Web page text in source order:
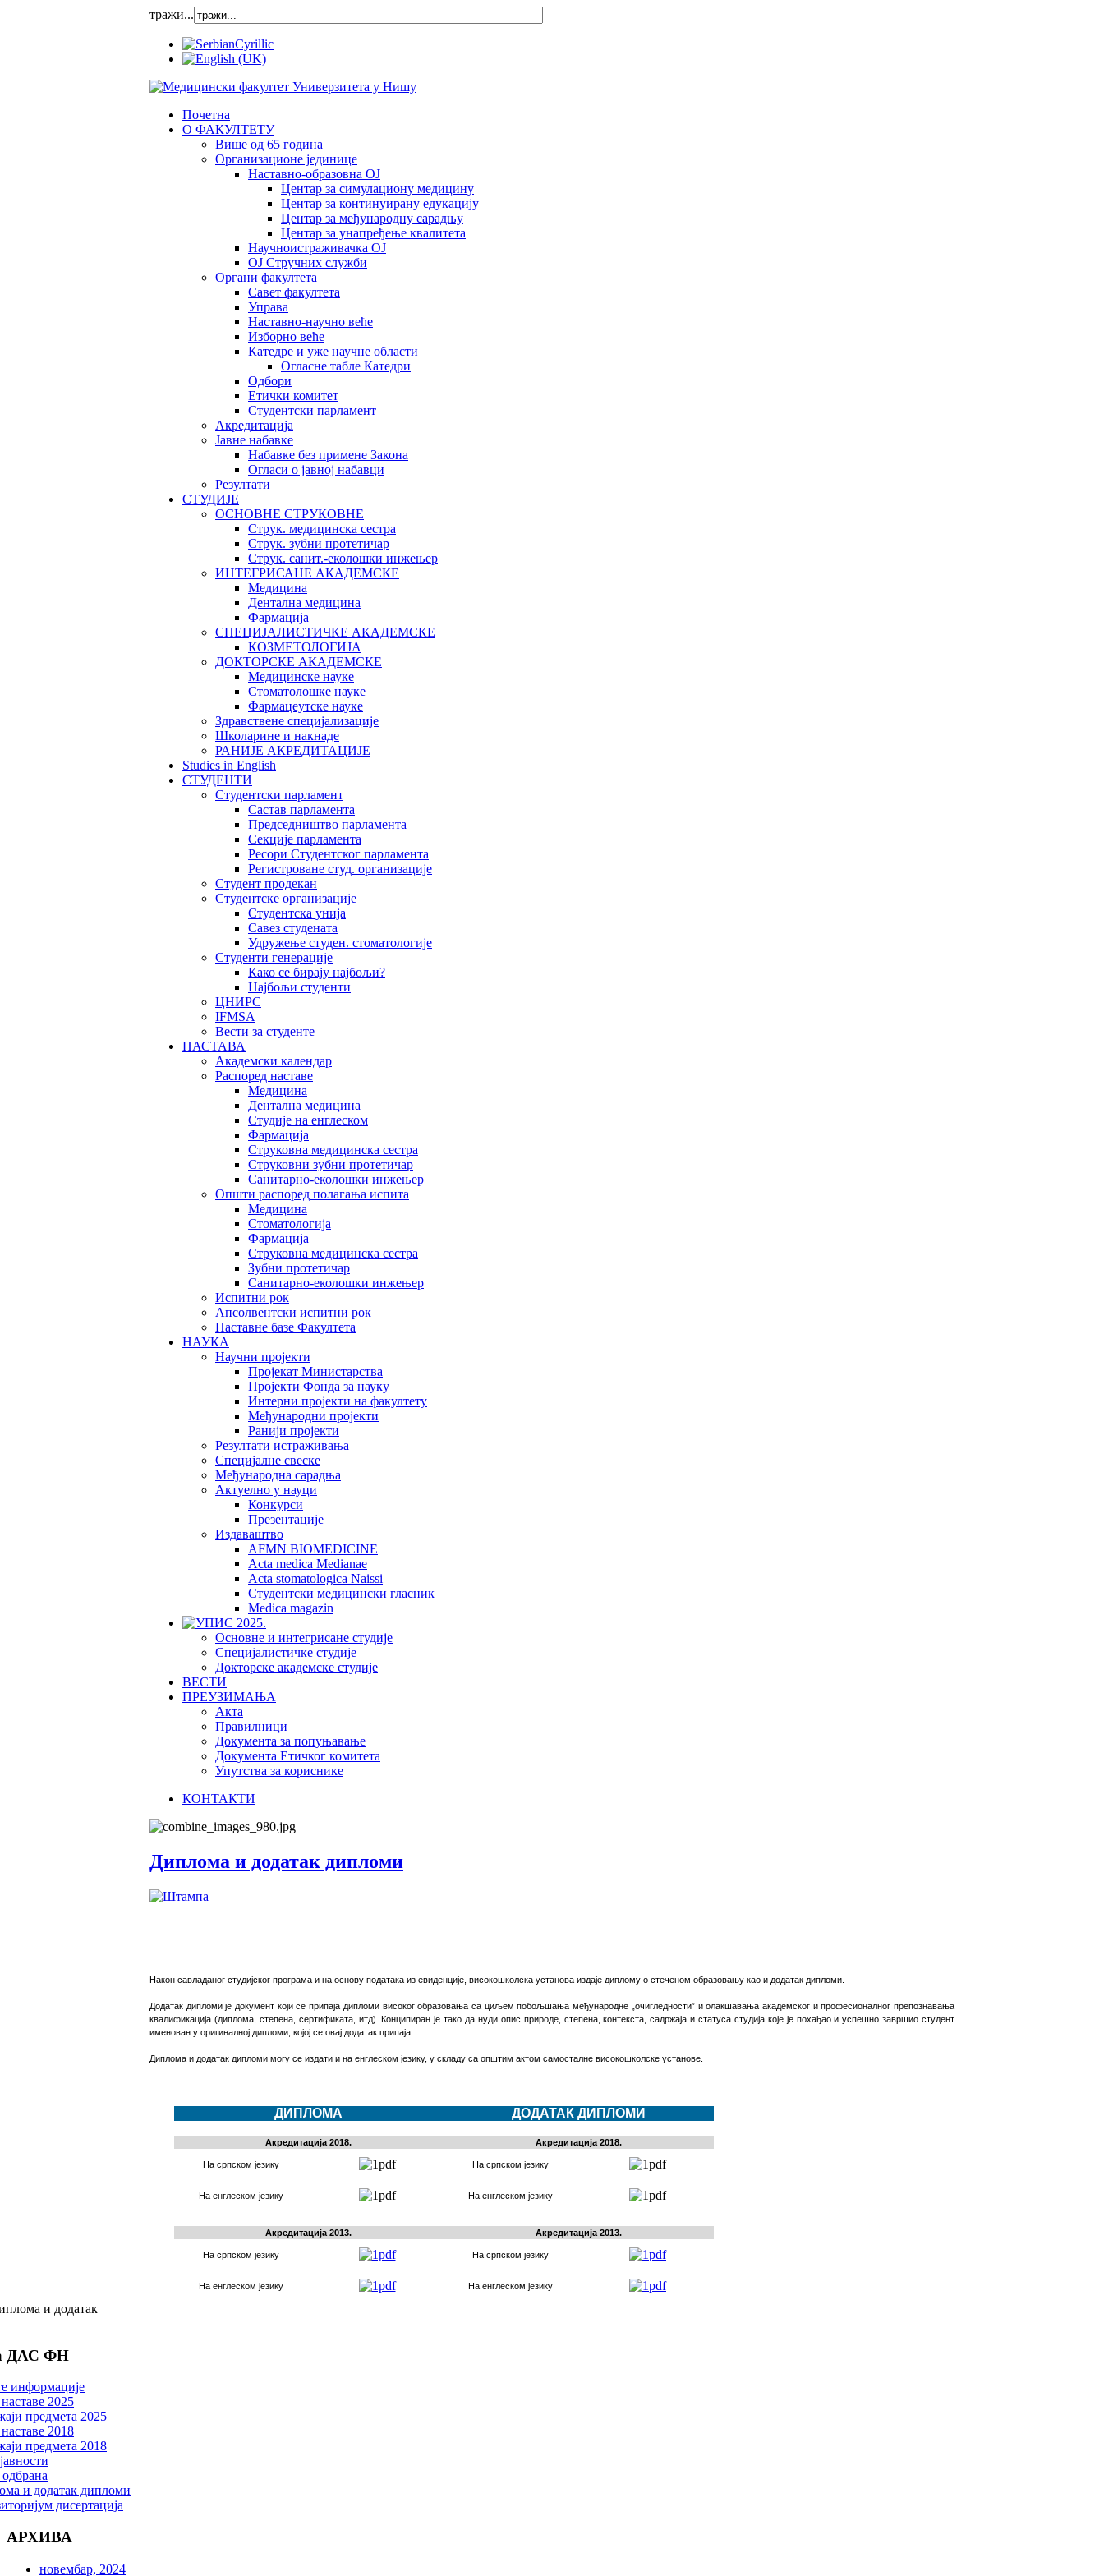
тражи...
Почетна
О ФАКУЛТЕТУ
Више од 65 година
Организационе јединице
Наставно-образовна OJ
Центар за симулациону медицину
Центар за континуирану едукацију
Центар за међународну сарадњу
Центар за унапређење квалитета
Научноистраживачка ОЈ
OJ Стручних служби
Органи факултета
Савет факултета
Управа
Наставно-научно веће
Изборно веће
Катедре и уже научне области
Огласне табле Катедри
Одбори
Етички комитет
Студентски парламент
Акредитација
Јавне набавке
Набавке без примене Закона
Огласи о јавној набавци
Резултати
СТУДИЈЕ
ОСНОВНЕ СТРУКОВНЕ
Струк. медицинска сестра
Струк. зубни протетичар
Струк. санит.-еколошки инжењер
ИНТЕГРИСАНЕ АКАДЕМСКЕ
Медицина
Дентална медицина
Фармација
СПЕЦИЈАЛИСТИЧКЕ АКАДЕМСКЕ
КОЗМЕТОЛОГИЈА
ДОКТОРСКЕ АКАДЕМСКЕ
Медицинске науке
Стоматолошке науке
Фармацеутске науке
Здравствене специјализације
Школарине и накнаде
РАНИЈЕ АКРЕДИТАЦИЈЕ
Studies in English
СТУДЕНТИ
Студентски парламент
Састав парламента
Председништво парламента
Секције парламента
Ресори Студентског парламента
Регистроване студ. организације
Студент продекан
Студентске организације
Студентска унија
Савез студената
Удружење студен. стоматологије
Студенти генерације
Како се бирају најбољи?
Најбољи студенти
ЦНИРС
IFMSA
Вести за студенте
НАСТАВА
Академски календар
Распоред наставе
Медицина
Дентална медицина
Студије на енглеском
Фармација
Струковна медицинска сестра
Струковни зубни протетичар
Санитарно-еколошки инжењер
Општи распоред полагања испита
Медицина
Стоматологија
Фармација
Струковна медицинска сестра
Зубни протетичар
Санитарно-еколошки инжењер
Испитни рок
Апсолвентски испитни рок
Наставне базе Факултета
НАУКА
Научни пројекти
Пројекат Министарства
Пројекти Фонда за науку
Интерни пројекти на факултету
Међународни пројекти
Ранији пројекти
Резултати истраживања
Специјалне свеске
Међународна сарадња
Актуелно у науци
Конкурси
Презентације
Издаваштво
AFMN BIOMEDICINE
Acta medica Medianae
Acta stomatologica Naissi
Студентски медицински гласник
Medica magazin
Основне и интегрисане студије
Специјалистичке студије
Докторске академске студије
ВЕСТИ
ПРЕУЗИМАЊА
Акта
Правилници
Документа за попуњавање
Документа Етичког комитета
Упутства за кориснике
КОНТАКТИ
Диплома и додатак дипломи
Након савладаног студијског програма и на основу података из евиденције високошколска установа издаје диплому о стеченом образовању као и додатак дипломи.
Додатак дипломи је документ који се припаја дипломи високог образовања са циљем побољшања међународне „очигледности” и олакшавања академског и професионалног препознавања
квалификација (диплома, степена, сертификата, итд). Конципиран је тако да нуди опис природе, степена, контекста, садржаја и статуса студија које је похађао и успешно завршио студент
именован у оригиналној дипломи, којој се овај додатак припаја.
Диплома и додатак дипломи могу се издати и на енглеском језику, у складу са општим актом самосталне високошколске установе
ДИПЛОМА ДОДАТАК ДИПЛОМИ
Акредитација 2018. Акредитација 2018.
На српском језику На српском језику
На енглеском језику На енглеском језику
Акредитација 2013. Акредитација 2013.
На српском језику На српском језику
На енглеском језику На енглеском језику
и додатак
ДАС ФН
информације
2025
предмета 2025
2018
предмета 2018
одбрана
и додатак дипломи
дисертација
АРХИВА
новембар, 2024